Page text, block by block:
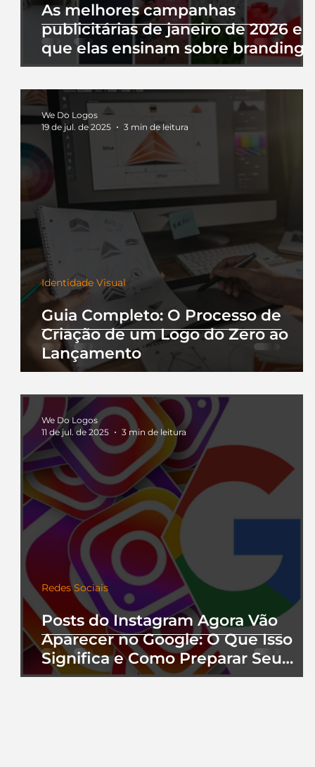
As melhores campanhas
publicitárias de janeiro de 2026 e
que elas ensinam sobre branding
Guia Completo: O Processo de
Criação de um Logo do Zero ao
Lançamento
Identidade Visual
We Do Logos
19 de jul. de 2025
3 min de leitura
Posts do Instagram Agora Vão
Aparecer no Google: O Que Isso
Significa e Como Preparar Seu
Perfil
Redes Sociais
We Do Logos
11 de jul. de 2025
3 min de leitura